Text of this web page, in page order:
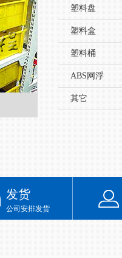
塑料盘
塑料盒
塑料桶
ABS网浮
其它
发货
公司安排发货